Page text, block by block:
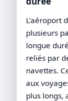
L’aéroport
plusieurs
longue
reliés par
navettes.
aux
plus longs,